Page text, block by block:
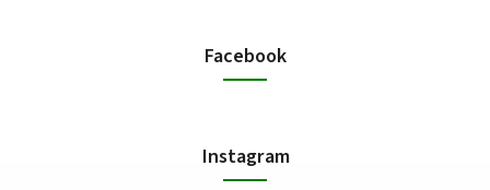
Facebook
Instagram